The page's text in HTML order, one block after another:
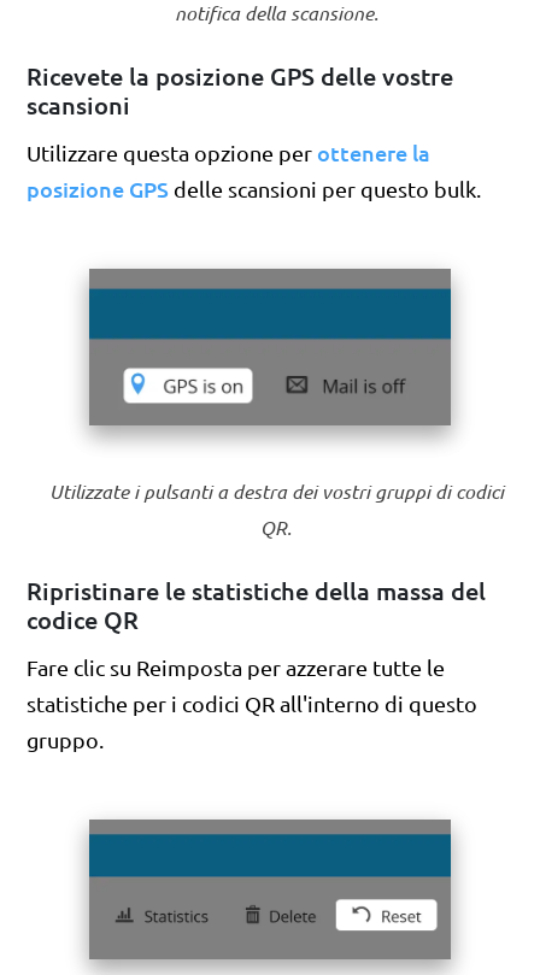
notifica della scansione.
Ricevete la posizione GPS delle vostre
scansioni
Utilizzare questa opzione per ottenere la
posizione GPS delle scansioni per questo bulk.
Utilizzate i pulsanti a destra dei vostri gruppi di codici
QR.
Ripristinare le statistiche della massa del
codice QR
Fare clic su Reimposta per azzerare tutte le
statistiche per i codici QR all'interno di questo
gruppo.